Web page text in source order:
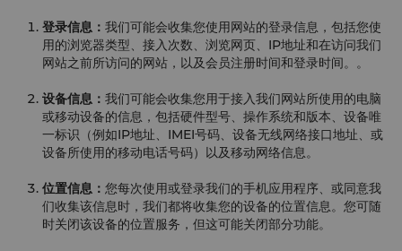
登录信息： 我们可能会收集您使用网站的登录信息，包括您使
用的浏览器类型、接入次数、浏览网页、IP地址和在访问我们
网站之前所访问的网站，以及会员注册时间和登录时间。。
设备信息： 我们可能会收集您用于接入我们网站所使用的电脑
或移动设备的信息，包括硬件型号、操作系统和版本、设备唯
一标识（例如IP地址、IMEI号码、设备无线网络接口地址、或
设备所使用的移动电话号码）以及移动网络信息。
位置信息： 您每次使用或登录我们的手机应用程序、或同意我
们收集该信息时，我们都将收集您的设备的位置信息。您可随
时关闭该设备的位置服务，但这可能关闭部分功能。